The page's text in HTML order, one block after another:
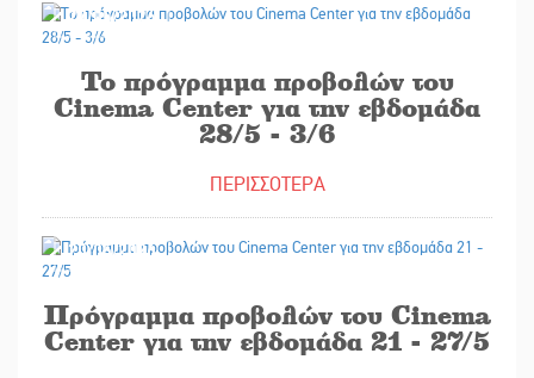
27/05/2026
Το πρόγραμμα προβολών του
Cinema Center για την εβδομάδα
28/5 - 3/6
ΠΕΡΙΣΣΟΤΕΡΑ
20/05/2026
Πρόγραμμα προβολών του Cinema
Center για την εβδομάδα 21 - 27/5